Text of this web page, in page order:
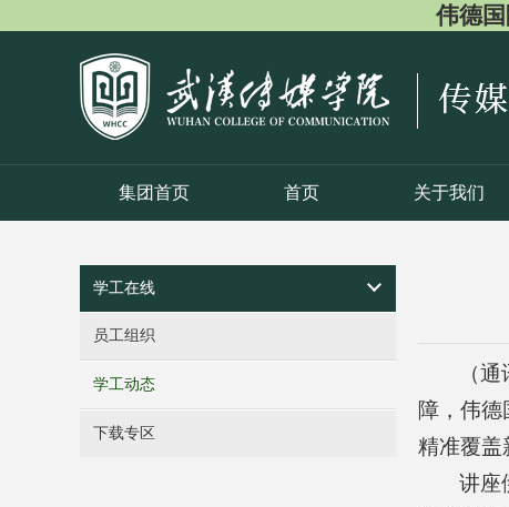
伟德
集团首页 首页 关于我们
学工在线
员工组织
学工动态
下载专区
（
障，伟
精准覆盖
讲座